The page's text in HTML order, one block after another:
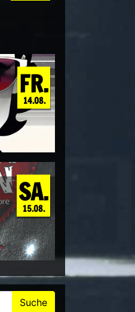
FR.
14.08.
SA.
15.08.